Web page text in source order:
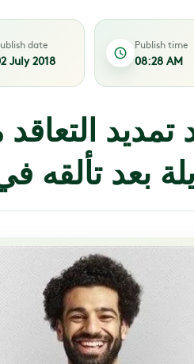
date
July 2018
Publish time
08:28 AM
تمديد
بعد تألقه